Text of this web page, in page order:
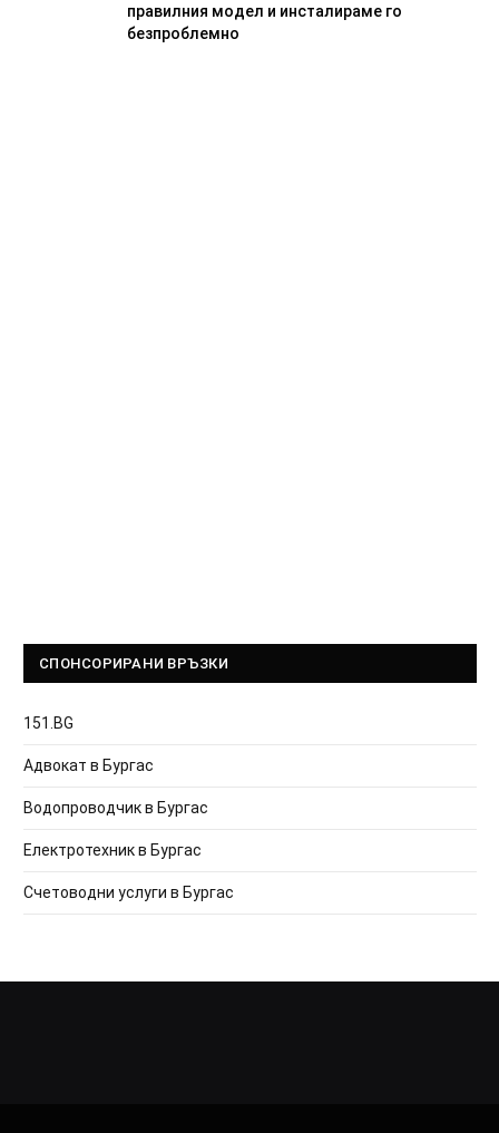
правилния модел и инсталираме го
безпроблемно
СПОНСОРИРАНИ ВРЪЗКИ
151.BG
Адвокат в Бургас
Водопроводчик в Бургас
Електротехник в Бургас
Счетоводни услуги в Бургас